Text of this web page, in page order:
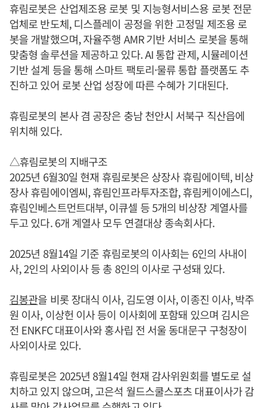
휴림로봇은 산업제조용 로봇 및 지능형서비스용 로봇 전문
업체로 반도체, 디스플레이 공정을 위한 고정밀 제조용 로
봇을 개발했으며, 자율주행 AMR 기반 서비스 로봇을 통해
맞춤형 솔루션을 제공하고 있다. AI 통합 관제, 시뮬레이션
기반 설계 등을 통해 스마트 팩토리·물류 통합 플랫폼도 추
진하고 있어 로봇 산업 성장에 따른 수혜가 기대된다.
휴림로봇의 본사 겸 공장은 충남 천안시 서북구 직산읍에
위치해 있다.
△휴림로봇의 지배구조
2025년 6월30일 현재 휴림로봇은 상장사 휴림에이텍, 비상
장사 휴림에이엠씨, 휴림인프라투자조합, 휴림케이에스디,
휴림인베스트먼트대부, 이큐셀 등 5개의 비상장 계열사를
두고 있다. 6개 계열사 모두 연결대상 종속회사다.
2025년 8월14일 기준 휴림로봇의 이사회는 6인의 사내이
사, 2인의 사외이사 등 총 8인의 이사로 구성돼 있다.
김봉관을 비롯 장대식 이사, 김도영 이사, 이종진 이사, 박주
원 이사, 이상헌 이사 등이 이사회에 포함돼 있으며 김시은
전 ENKFC 대표이사와 홍사립 전 서울 동대문구 구청장이
사외이사로 있다.
휴림로봇은 2025년 8월14일 현재 감사위원회를 별도로 설
치하고 있지 않으며, 고은석 월드스쿨스포츠 대표이사가 감